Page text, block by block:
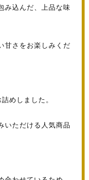
み込んだ、上品な味
甘さをお楽しみくだ
めしました。
いただける人気商品